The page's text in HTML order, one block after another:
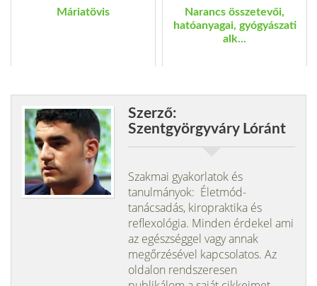
Máriatövis
Narancs összetevői,
hatóanyagai, gyógyászati
alk...
Szerző:
Szentgyörgyváry Lóránt
Szakmai gyakorlatok és
tanulmányok: Életmód-
tanácsadás, kiropraktika és
reflexológia. Minden érdekel ami
az egészséggel vagy annak
megőrzésével kapcsolatos. Az
oldalon rendszeresen